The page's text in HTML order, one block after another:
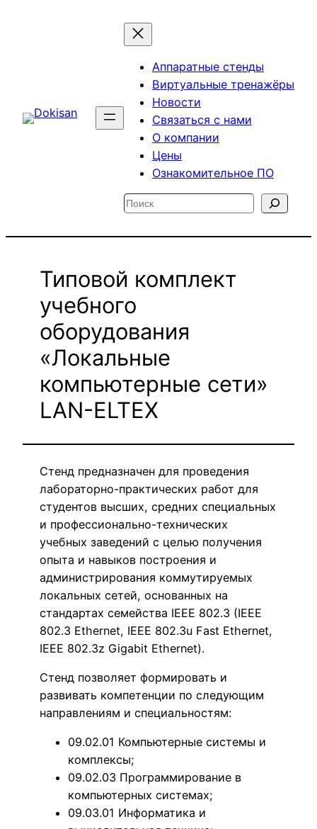
Аппаратные стенды
Виртуальные тренажёры
Новости
Связаться с нами
О компании
Цены
Ознакомительное ПО
Поиск
Типовой комплект
учебного
оборудования
«Локальные
компьютерные сети»
LAN-ELTEX
Стенд предназначен для проведения
лабораторно-практических работ для
студентов высших, средних специальных
и профессионально-технических
учебных заведений с целью получения
опыта и навыков построения и
администрирования коммутируемых
локальных сетей, основанных на
стандартах семейства IEEE 802.3 (IEEE
802.3 Ethernet, IEEE 802.3u Fast Ethernet,
IEEE 802.3z Gigabit Ethernet).
Стенд позволяет формировать и
развивать компетенции по следующим
направлениям и специальностям:
09.02.01 Компьютерные системы и
комплексы;
09.02.03 Программирование в
компьютерных системах;
09.03.01 Информатика и